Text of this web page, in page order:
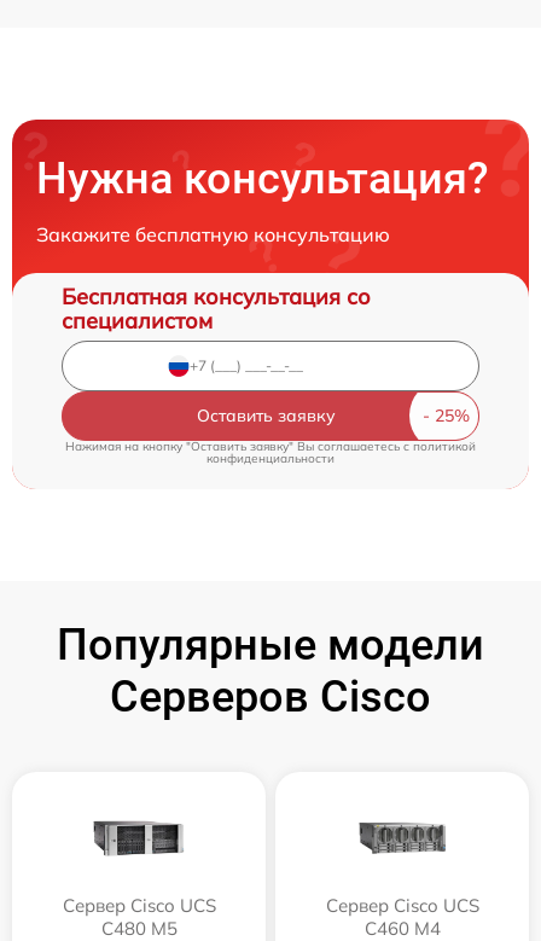
Нужна консультация?
Закажите бесплатную консультацию
Бесплатная консультация со
специалистом
Оставить заявку
Нажимая на кнопку "Оставить заявку" Вы соглашаетесь cполитикой
конфиденциальности
Популярные модели
Серверов Cisco
Сервер Cisco UCS
C480 M5
Сервер Cisco UCS
C460 M4